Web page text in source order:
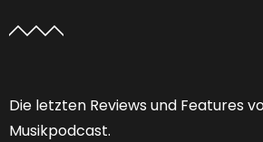
Die letzten Reviews und Features
Musikpodcast.